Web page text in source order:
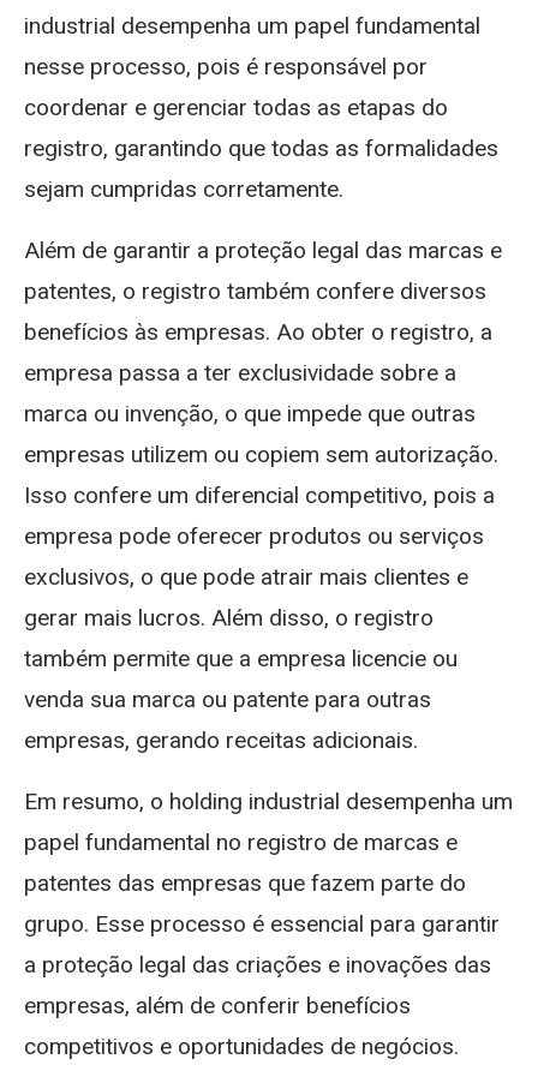
industrial desempenha um papel fundamental
nesse processo, pois é responsável por
coordenar e gerenciar todas as etapas do
registro, garantindo que todas as formalidades
sejam cumpridas corretamente.
Além de garantir a proteção legal das marcas e
patentes, o registro também confere diversos
benefícios às empresas. Ao obter o registro, a
empresa passa a ter exclusividade sobre a
marca ou invenção, o que impede que outras
empresas utilizem ou copiem sem autorização.
Isso confere um diferencial competitivo, pois a
empresa pode oferecer produtos ou serviços
exclusivos, o que pode atrair mais clientes e
gerar mais lucros. Além disso, o registro
também permite que a empresa licencie ou
venda sua marca ou patente para outras
empresas, gerando receitas adicionais.
Em resumo, o holding industrial desempenha um
papel fundamental no registro de marcas e
patentes das empresas que fazem parte do
grupo. Esse processo é essencial para garantir
a proteção legal das criações e inovações das
empresas, além de conferir benefícios
competitivos e oportunidades de negócios.